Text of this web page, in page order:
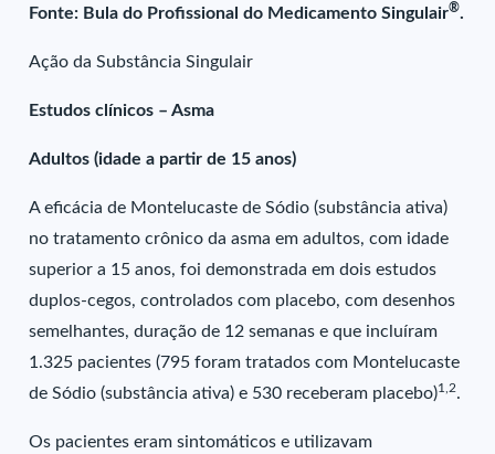
Fonte: Bula do Profissional do Medicamento Singulair®.
Ação da Substância Singulair
Estudos clínicos – Asma
Adultos (idade a partir de 15 anos)
A eficácia de Montelucaste de Sódio (substância ativa)
no tratamento crônico da asma em adultos, com idade
superior a 15 anos, foi demonstrada em dois estudos
duplos-cegos, controlados com placebo, com desenhos
semelhantes, duração de 12 semanas e que incluíram
1.325 pacientes (795 foram tratados com Montelucaste
de Sódio (substância ativa) e 530 receberam placebo)1,2.
Os pacientes eram sintomáticos e utilizavam